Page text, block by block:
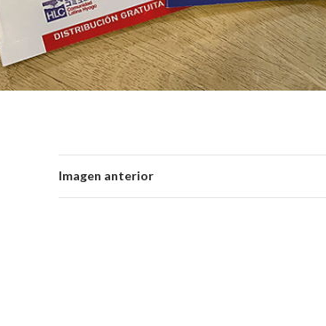
Imagen anterior